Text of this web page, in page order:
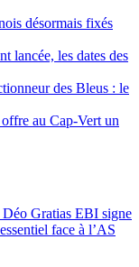
désormais fixés
lancée, les dates des
des Bleus : le
au Cap-Vert un
Gratias EBI signe
face à l’AS